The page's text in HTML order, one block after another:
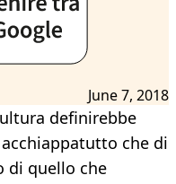
June 7, 2018
definirebbe
che di
di quello che